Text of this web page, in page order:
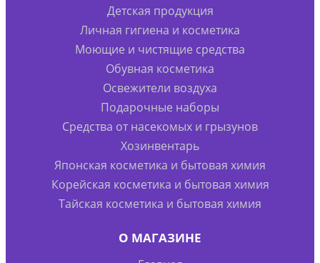
Детская продукция
Личная гигиена и косметика
Моющие и чистящие средства
Обувная косметика
Освежители воздуха
Подарочные наборы
Средства от насекомых и грызунов
Хозинвентарь
Японская косметика и бытовая химия
Корейская косметика и бытовая химия
Тайская косметика и бытовая химия
О МАГАЗИНЕ